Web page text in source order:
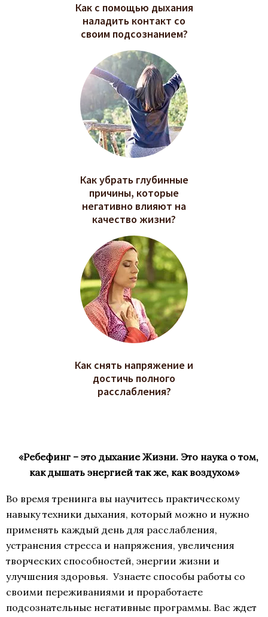
Как с помощью дыхания
наладить контакт со
своим подсознанием?
Как убрать глубинные
причины, которые
негативно влияют на
качество жизни?
Как снять напряжение и
достичь полного
расслабления?
«Ребефинг – это дыхание Жизни. Это наука о том,
как дышать энергией так же, как воздухом»
Во время тренинга вы научитесь практическому
навыку техники дыхания, который можно и нужно
применять каждый день для расслабления,
устранения стресса и напряжения, увеличения
творческих способностей, энергии жизни и
улучшения здоровья. Узнаете способы работы со
своими переживаниями и проработаете
подсознательные негативные программы. Вас ждет